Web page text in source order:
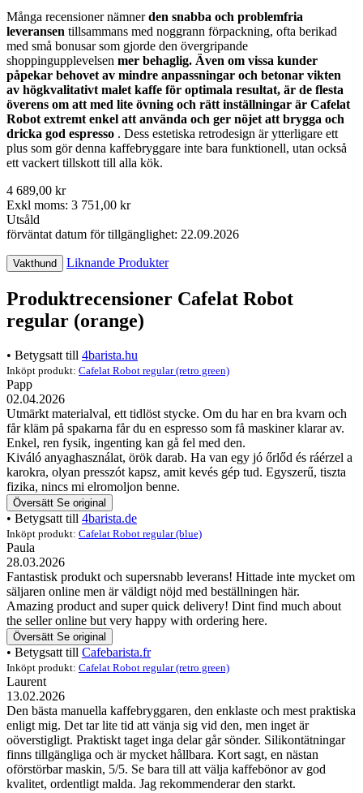
Många recensioner nämnerden snabba och problemfria
leveransen tillsammans med noggrann förpackning, ofta berikad
med små bonusar som gjorde den övergripande
shoppingupplevelsen mer behaglig. Även om vissa kunder
påpekar behovet av mindre anpassningar och betonar vikten
av högkvalitativt malet kaffe för optimala resultat, är de flesta
överens om att med lite övning och rätt inställningar är Cafelat
Robot extremt enkel att använda och ger nöjet att brygga och
dricka god espresso . Dess estetiska retrodesign är ytterligare ett
plus som gör denna kaffebryggare inte bara funktionell, utan också
ett vackert tillskott till alla kök.
4 689,00 kr
Exkl moms: 3 751,00 kr
Utsåld
förväntat datum för tillgänglighet: 22.09.2026
Vakthund Liknande Produkter
Produktrecensioner Cafelat Robot
regular (orange)
• Betygsatt till 4barista.hu
Inköpt produkt: Cafelat Robot regular (retro green)
Papp
02.04.2026
Utmärkt materialval, ett tidlöst stycke. Om du har en bra kvarn och
får kläm på spakarna får du en espresso som få maskiner klarar av.
Enkel, ren fysik, ingenting kan gå fel med den.
Kiváló anyaghasználat, örök darab. Ha van egy jó őrlőd és ráérzel a
karokra, olyan presszót kapsz, amit kevés gép tud. Egyszerű, tiszta
fizika, nincs mi elromoljon benne.
Översätt Se original
• Betygsatt till 4barista.de
Inköpt produkt: Cafelat Robot regular (blue)
Paula
28.03.2026
Fantastisk produkt och supersnabb leverans! Hittade inte mycket om
säljaren online men är väldigt nöjd med beställningen här.
Amazing product and super quick delivery! Dint find much about
the seller online but very happy with ordering here.
Översätt Se original
• Betygsatt till Cafebarista.fr
Inköpt produkt: Cafelat Robot regular (retro green)
Laurent
13.02.2026
Den bästa manuella kaffebryggaren, den enklaste och mest praktiska
enligt mig. Det tar lite tid att vänja sig vid den, men inget är
oöverstigligt. Praktiskt taget inga delar går sönder. Silikontätningar
finns tillgängliga och är mycket hållbara. Kort sagt, en nästan
oförstörbar maskin, 5/5. Se bara till att välja kaffebönor av god
kvalitet, ordentligt malda. Jag rekommenderar den starkt.